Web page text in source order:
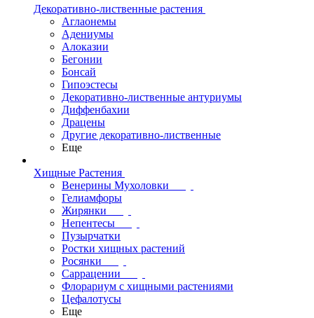
Декоративно-лиственные растения
Аглаонемы
Адениумы
Алоказии
Бегонии
Бонсай
Гипоэстесы
Декоративно-лиственные антуриумы
Диффенбахии
Драцены
Другие декоративно-лиственные
Еще
Хищные Растения
Венерины Мухоловки
Гелиамфоры
Жирянки
Непентесы
Пузырчатки
Ростки хищных растений
Росянки
Саррацении
Флорариум с хищными растениями
Цефалотусы
Еще